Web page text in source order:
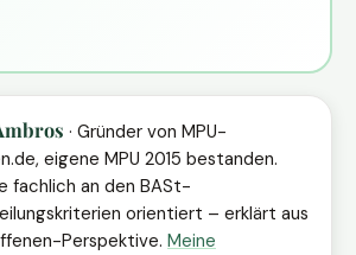
· Gründer von MPU-
eigene MPU 2015 bestanden.
fachlich an den BASt-
orientiert – erklärt aus
Perspektive. Meine